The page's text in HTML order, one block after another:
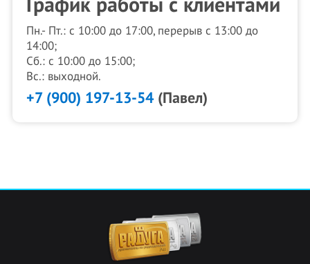
График работы с клиентами
Пн.- Пт.: с 10:00 до 17:00, перерыв с 13:00 до
14:00;
Сб.: с 10:00 до 15:00;
Вс.: выходной.
+7 (900) 197-13-54(Павел)